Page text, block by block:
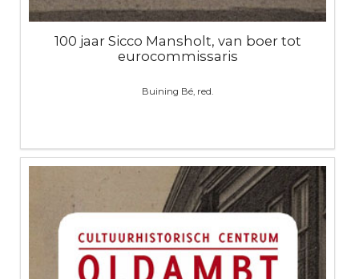
100 jaar Sicco Mansholt, van boer tot
eurocommissaris
Buining Bé, red.